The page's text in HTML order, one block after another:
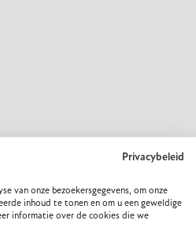
Privacybeleid
van onze bezoekersgegevens, om onze
inhoud te tonen en om u een geweldige
informatie over de cookies die we